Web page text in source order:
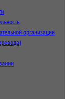
организации